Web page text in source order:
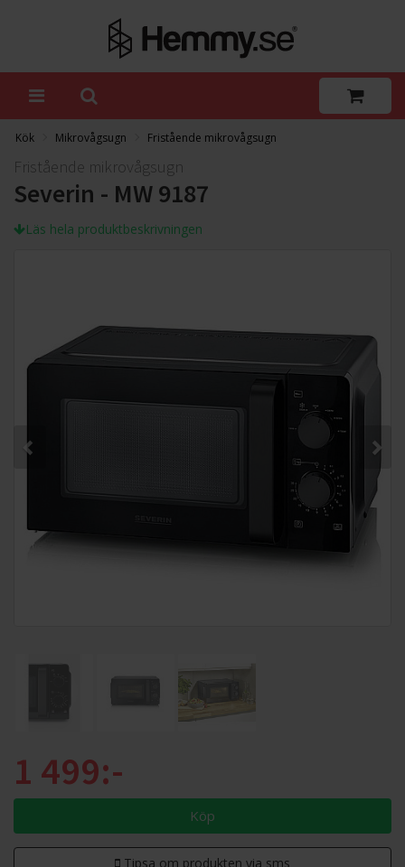
Kök Mikrovågsugn Fristående mikrovågsugn
Fristående mikrovågsugn
Severin - MW 9187
Läs hela produktbeskrivningen
1 499:-
Köp
Tipsa om produkten via sms